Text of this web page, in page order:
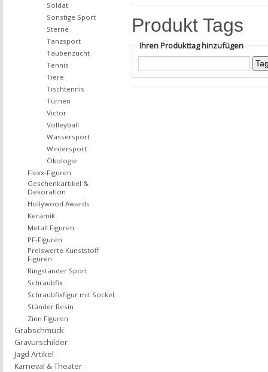
Produkt Tags
Ihren Produkttag hinzufügen
Soldat
Sonstige Sport
Sterne
Tanzsport
Taubenzucht
Tennis
Tiere
Tischtennis
Turnen
Victor
Volleyball
Wassersport
Wintersport
Ökologie
Flexx-Figuren
Geschenkartikel &
Dekoration
Hollywood Awards
Keramik
Metall Figuren
PF-Figuren
Preiswerte Kunststoff
Figuren
Ringständer Sport
Schraubfix
Schraubfixfigur mit Sockel
Ständer Resin
Zinn Figuren
Grabschmuck
Gravurschilder
Jagd Artikel
Karneval & Theater